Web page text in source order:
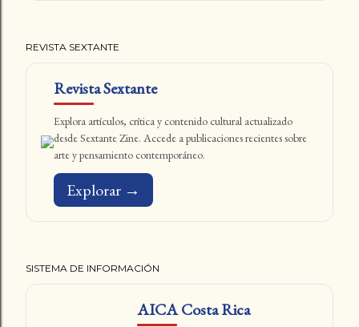
REVISTA SEXTANTE
Revista Sextante
Explora artículos, crítica y contenido cultural actualizado
desde Sextante Zine. Accede a publicaciones recientes sobre
arte y pensamiento contemporáneo.
Explorar →
SISTEMA DE INFORMACIÓN
AICA Costa Rica